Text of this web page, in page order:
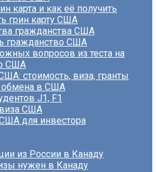
карта и как её получить
грин карту США
гражданства США
гражданство США
вопросов из теста на
США
стоимость, виза, гранты
в США
J1, F1
США
для инвестора
из России в Канаду
нужен в Канаду